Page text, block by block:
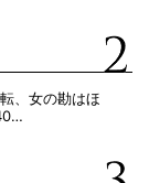
、女の勘はほ